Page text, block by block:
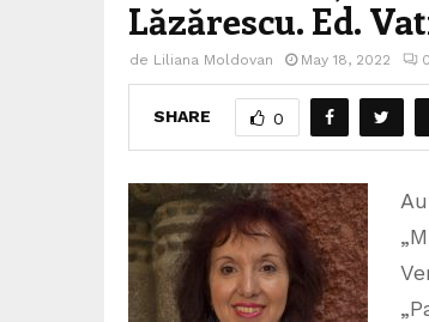
Lăzărescu. Ed.
de Liliana Moldovan May 18, 2022 0
SHARE 0